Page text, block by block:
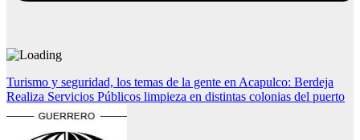
Navegación
de
entradas
Turismo y seguridad, los temas de la gente en Acapulco: Berdeja
Realiza Servicios Públicos limpieza en distintas colonias del puerto